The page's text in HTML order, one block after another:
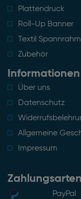
Plattendruck
Roll-Up Banner
Textil
Zubehör
Informationen
Über uns
Datenschutz
Allgemeine
Impressum
Zahlungsarten
PayPal